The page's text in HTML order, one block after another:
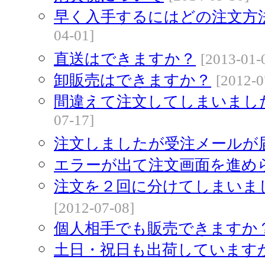
早く入手するにはどの注文方
04-01]
直送はできますか？ [2013-01-
卸販売はできますか？ [2012-
間違えて注文してしまいま
07-17]
注文しましたが受注メールが
エラーが出て注文画面を進め
注文を２回に分けてしまい
[2012-07-08]
個人相手でも販売できますか
土日・祝日も出荷しています